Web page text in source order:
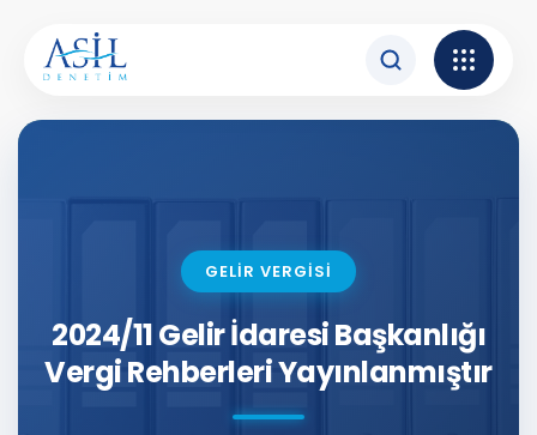
GELİR VERGİSİ
2024/11 Gelir İdaresi Başkanlığı
Vergi Rehberleri Yayınlanmıştır